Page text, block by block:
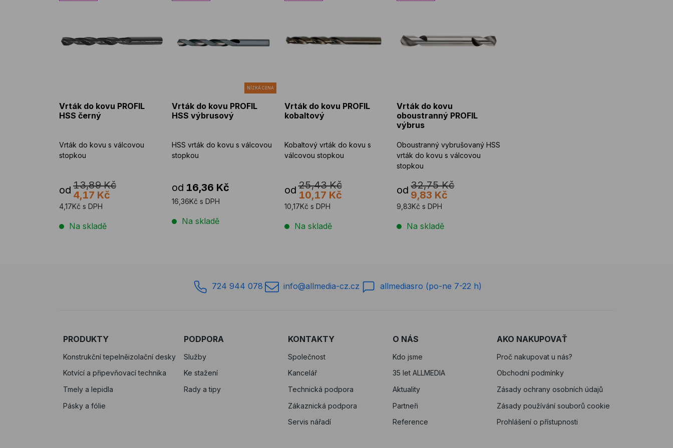
Vrták do kovu PROFIL
HSS černý
Vrták do kovu s válcovou
stopkou
od 13,89 Kč
4,17 Kč
4,17Kč s DPH
Na skladě
NÍZKÁ CENA
Vrták do kovu PROFIL
HSS výbrusový
HSS vrták do kovu s válcovou
stopkou
od 16,36 Kč
16,36Kč s DPH
Na skladě
Vrták do kovu PROFIL
kobaltový
Kobaltový vrták do kovu s
válcovou stopkou
od25,43 Kč
10,17 Kč
10,17Kč s DPH
Na skladě
Vrták do kovu
oboustranný PROFIL
výbrus
Oboustranný vybrušovaný HSS
vrták do kovu s válcovou
stopkou
od 32,75 Kč
9,83 Kč
9,83Kč s DPH
Na skladě
724 944 078 info@allmedia-cz.cz allmediasro (po-ne 7-22 h)
PRODUKTY
Konstrukční tepelněizolační desky
Kotvící a připevňovací technika
Tmely a lepidla
Pásky a fólie
PODPORA
Služby
Ke stažení
Rady a tipy
KONTAKTY
Společnost
Kancelář
Technická podpora
Zákaznická podpora
Servis nářadí
O NÁS
Kdo jsme
35 let ALLMEDIA
Aktuality
Partneři
Reference
AKO NAKUPOVAŤ
Proč nakupovat u nás?
Obchodní podmínky
Zásady ochrany osobních údajů
Zásady používání souborů cookie
Prohlášení o přístupnosti